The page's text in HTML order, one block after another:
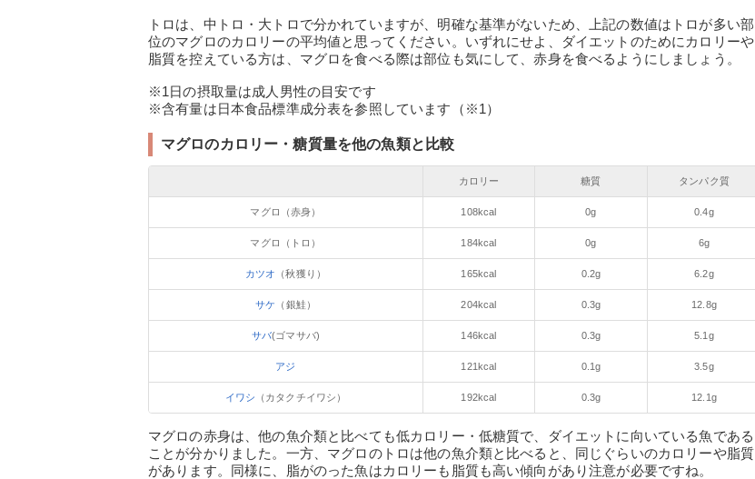
トロは、中トロ・大トロで分かれていますが、明確な基準がないため、上記の数値はトロが多い部
位のマグロのカロリーの平均値と思ってください。いずれにせよ、ダイエットのためにカロリーや
脂質を控えている方は、マグロを食べる際は部位も気にして、赤身を食べるようにしましょう。
※1日の摂取量は成人男性の目安です
※含有量は日本食品標準成分表を参照しています（※1）
マグロのカロリー・糖質量を他の魚類と比較
カロリー 糖質 タンパク質
マグロ（赤身） 108kcal 0g 0.4g
マグロ（トロ） 184kcal 0g 6g
カツオ （秋獲り） 165kcal 0.2g 6.2g
サケ （銀鮭） 204kcal 0.3g 12.8g
サバ(ゴマサバ) 146kcal 0.3g 5.1g
アジ 121kcal 0.1g 3.5g
イワシ （カタクチイワシ） 192kcal 0.3g 12.1g
マグロの赤身は、他の魚介類と比べても低カロリー・低糖質で、ダイエットに向いている魚である
ことが分かりました。一方、マグロのトロは他の魚介類と比べると、同じぐらいのカロリーや脂質
があります。同様に、脂がのった魚はカロリーも脂質も高い傾向があり注意が必要ですね。